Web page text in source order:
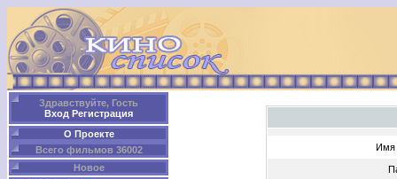
Здравствуйте, Гость
Вход Регистрация
О Проекте
Всего фильмов 36002
Новое
Имя